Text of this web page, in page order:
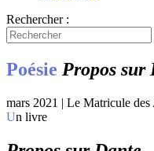
Rechercher :
Poésie Propos sur
mars 2021 | Le Matricule
Un livre